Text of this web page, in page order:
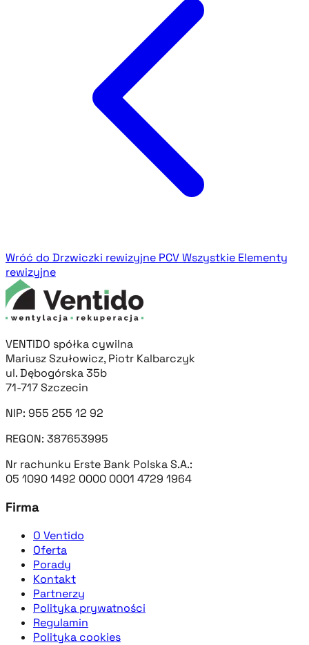
Wróć do Drzwiczki rewizyjne PCVWszystkie Elementy
rewizyjne
VENTIDO spółka cywilna
Mariusz Szułowicz, Piotr Kalbarczyk
ul. Dębogórska 35b
71-717 Szczecin
NIP: 955 255 12 92
REGON: 387653995
Nr rachunku Erste Bank Polska S.A.:
05 1090 1492 0000 0001 4729 1964
Firma
O Ventido
Oferta
Porady
Kontakt
Partnerzy
Polityka prywatności
Regulamin
Polityka cookies